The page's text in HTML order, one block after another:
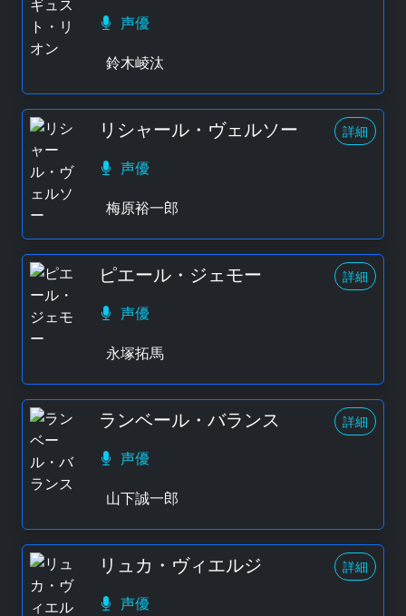
声優
鈴木崚汰
リシャール・ヴェルソー 詳細
声優
梅原裕一郎
ピエール・ジェモー 詳細
声優
永塚拓馬
ランベール・バランス 詳細
声優
山下誠一郎
リュカ・ヴィエルジ 詳細
声優